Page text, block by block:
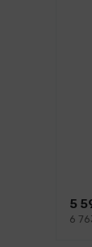
5
6